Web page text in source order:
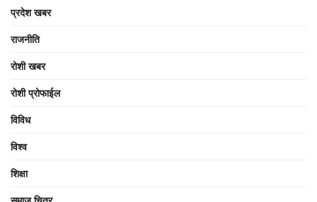
प्रदेश खबर
राजनीति
रोशी खबर
रोशी प्रोफाईल
विविध
विश्व
शिक्षा